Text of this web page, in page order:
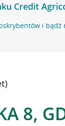
Credit
i
8,